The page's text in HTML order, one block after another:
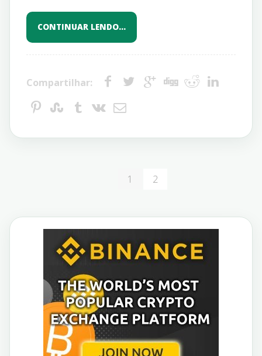
CONTINUAR LENDO…
Compartilhar:
1 2